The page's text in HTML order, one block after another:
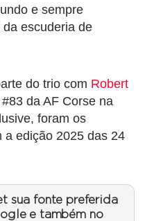
e sempre
escuderia de
do trio com Robert
da AF Corse na
foram os
a edição 2025 das 24
sua fonte preferida
e também no